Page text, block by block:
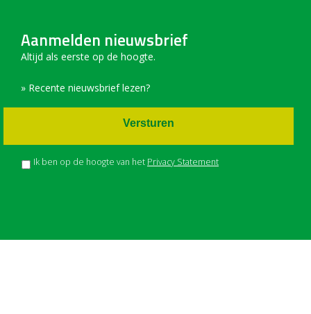
Aanmelden nieuwsbrief
Altijd als eerste op de hoogte.
» Recente nieuwsbrief lezen?
Ik ben op de hoogte van het Privacy Statement
Versturen